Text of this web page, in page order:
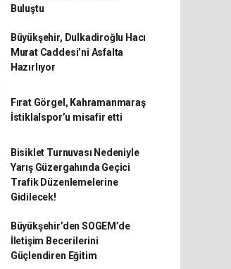
Buluştu
Büyükşehir, Dulkadiroğlu Hacı
Murat Caddesi’ni Asfalta
Hazırlıyor
Fırat Görgel, Kahramanmaraş
İstiklalspor’u misafir etti
Bisiklet Turnuvası Nedeniyle
Yarış Güzergahında Geçici
Trafik Düzenlemelerine
Gidilecek!
Büyükşehir’den SOGEM’de
İletişim Becerilerini
Güçlendiren Eğitim